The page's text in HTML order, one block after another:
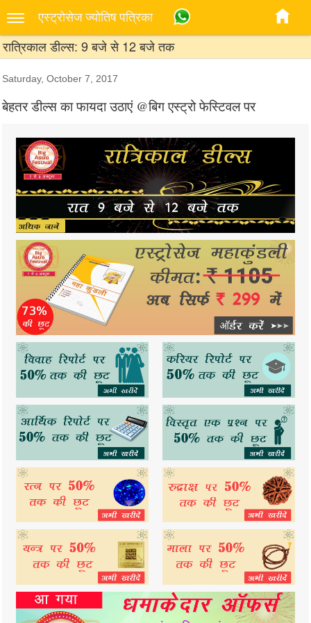
एस्‍ट्रोसेज ज्‍योतिष पत्रिका
रात्रिकाल डील्स: 9 बजे से 12 बजे तक
Saturday, October 7, 2017
बेहतर डील्स का फायदा उठाएं @बिग एस्ट्रो फेस्टिवल पर